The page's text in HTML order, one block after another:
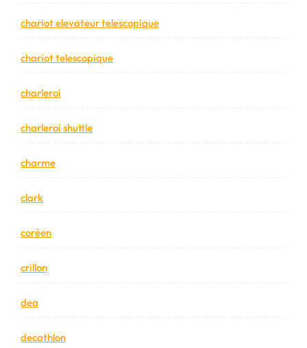
chariot elevateur telescopique
chariot telescopique
charleroi
charleroi shuttle
charme
clark
coréen
crillon
dea
decathlon